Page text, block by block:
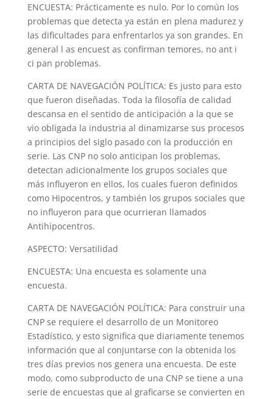
ENCUESTA: Prácticamente es nulo. Por lo común los
problemas que detecta ya están en plena madurez y
las dificultades para enfrentarlos ya son grandes. En
general l as encuest as confirman temores, no ant i
ci pan problemas.
CARTA DE NAVEGACIÓN POLÍTICA: Es justo para esto
que fueron diseñadas. Toda la filosofía de calidad
descansa en el sentido de anticipación a la que se
vio obligada la industria al dinamizarse sus procesos
a principios del siglo pasado con la producción en
serie. Las CNP no solo anticipan los problemas,
detectan adicionalmente los grupos sociales que
más influyeron en ellos, los cuales fueron definidos
como Hipocentros, y también los grupos sociales que
no influyeron para que ocurrieran llamados
Antihipocentros.
ASPECTO: Versatilidad
ENCUESTA: Una encuesta es solamente una
encuesta.
CARTA DE NAVEGACIÓN POLÍTICA: Para construir una
CNP se requiere el desarrollo de un Monitoreo
Estadístico, y esto significa que diariamente tenemos
información que al conjuntarse con la obtenida los
tres días previos nos genera una encuesta. De este
modo, como subproducto de una CNP se tiene a una
serie de encuestas que al graficarse se convierten en